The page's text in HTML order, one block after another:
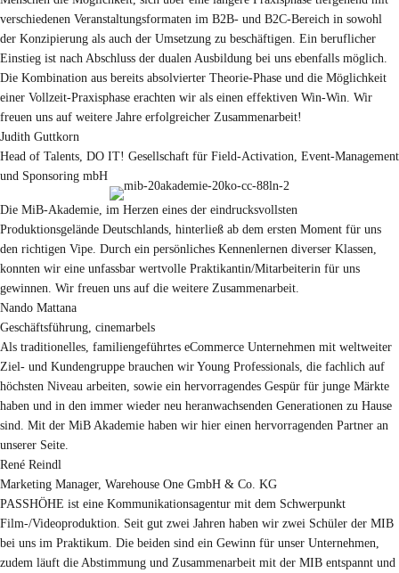
verschiedenen Veranstaltungsformaten im B2B- und B2C-Bereich in sowohl
der Konzipierung als auch der Umsetzung zu beschäftigen. Ein beruflicher
Einstieg ist nach Abschluss der dualen Ausbildung bei uns ebenfalls möglich.
Die Kombination aus bereits absolvierter Theorie-Phase und die Möglichkeit
einer Vollzeit-Praxisphase erachten wir als einen effektiven Win-Win. Wir
freuen uns auf weitere Jahre erfolgreicher Zusammenarbeit!
Judith Guttkorn
Head of Talents DO IT! Gesellschaft für Field-Activation, Event-Management
und Sponsoring mbH
Die MiB-Akademie, im Herzen eines der eindrucksvollsten
Produktionsgelände Deutschlands, hinterließ ab dem ersten Moment für uns
den richtigen Vipe. Durch ein persönliches Kennenlernen diverser Klassen,
konnten wir eine unfassbar wertvolle Praktikantin/Mitarbeiterin für uns
gewinnen. Wir freuen uns auf die weitere Zusammenarbeit.
Nando Mattana
Geschäftsführung cinemarbels
Als traditionelles, familiengeführtes eCommerce Unternehmen mit weltweiter
Ziel- und Kundengruppe brauchen wir Young Professionals, die fachlich auf
höchsten Niveau arbeiten, sowie ein hervorragendes Gespür für junge Märkte
haben und in den immer wieder neu heranwachsenden Generationen zu Hause
sind. Mit der MiB Akademie haben wir hier einen hervorragenden Partner an
unserer Seite.
René Reindl
Marketing Manager, Warehouse One GmbH & Co. KG
PASSHÖHE ist eine Kommunikationsagentur mit dem Schwerpunkt
Film-/Videoproduktion. Seit gut zwei Jahren haben wir zwei Schüler der MIB
bei uns im Praktikum. Die beiden sind ein Gewinn für unser Unternehmen,
zudem läuft die Abstimmung und Zusammenarbeit mit der MIB entspannt und